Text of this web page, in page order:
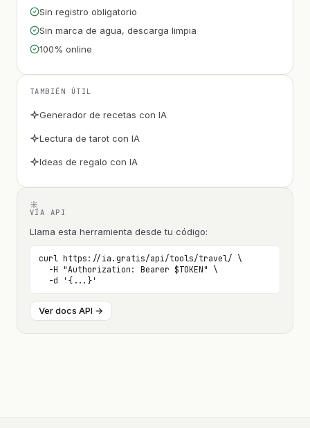
Sin registro obligatorio
Sin marca de agua, descarga limpia
100% online
TAMBIÉN ÚTIL
Generador de recetas con IA
Lectura de tarot con IA
Ideas de regalo con IA
VÍA API
Llama esta herramienta desde tu código:
curl https://ia.gratis/api/tools/travel/ \
  -H "Authorization: Bearer $TOKEN" \
  -d '{...}'
Ver docs API →